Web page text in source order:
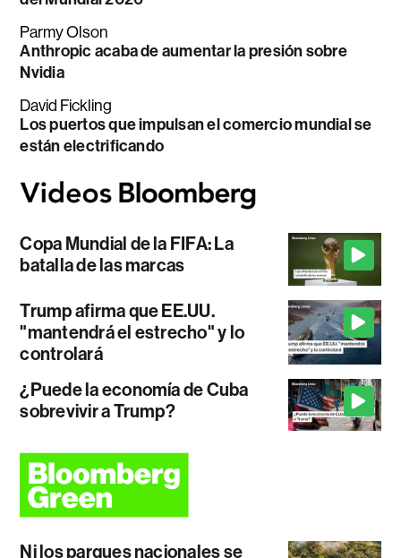
Parmy Olson
Anthropic acaba de aumentar la presión sobre
Nvidia
David Fickling
Los puertos que impulsan el comercio mundial se
están electrificando
Copa Mundial de la FIFA: La
batalla de las marcas
Trump afirma que EE.UU.
"mantendrá el estrecho" y lo
controlará
¿Puede la economía de Cuba
sobrevivir a Trump?
Ni los parques nacionales se